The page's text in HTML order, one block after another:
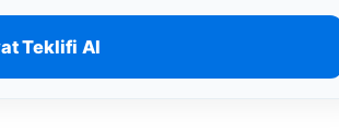
Teklifi Al